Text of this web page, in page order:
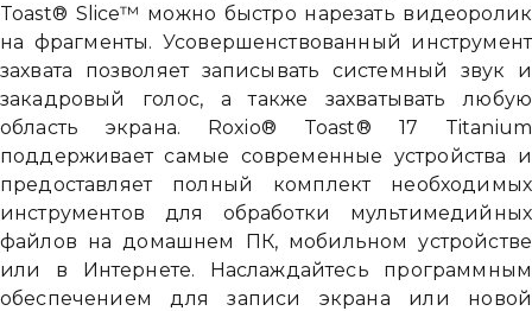
Toast® Slice™ можно быстро нарезать видеоролик
на фрагменты. Усовершенствованный инструмент
захвата позволяет записывать системный звук и
закадровый голос, а также захватывать любую
область экрана. Roxio® Toast® 17 Titanium
поддерживает самые современные устройства и
предоставляет полный комплект необходимых
инструментов для обработки мультимедийных
файлов на домашнем ПК, мобильном устройстве
или в Интернете. Наслаждайтесь программным
обеспечением для записи экрана или новой